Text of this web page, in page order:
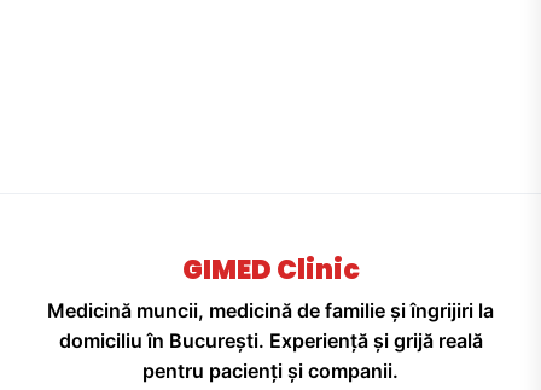
GIMED Clinic
Medicină muncii, medicină de familie și îngrijiri la
domiciliu în București. Experiență și grijă reală
pentru pacienți și companii.